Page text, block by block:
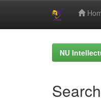
NU
Search